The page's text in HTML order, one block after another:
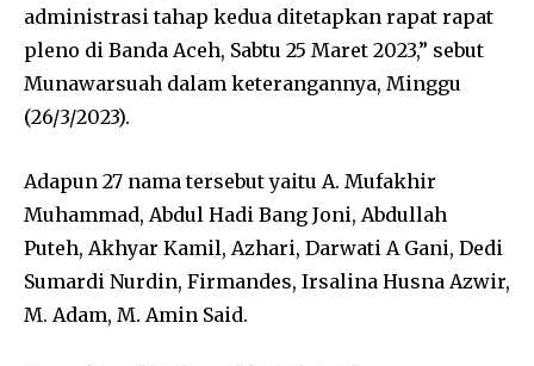
administrasi tahap kedua ditetapkan rapat rapat
pleno di Banda Aceh, Sabtu 25 Maret 2023,” sebut
Munawarsuah dalam keterangannya, Minggu
(26/3/2023).
Adapun 27 nama tersebut yaitu A. Mufakhir
Muhammad, Abdul Hadi Bang Joni, Abdullah
Puteh, Akhyar Kamil, Azhari, Darwati A Gani, Dedi
Sumardi Nurdin, Firmandes, Irsalina Husna Azwir,
M. Adam, M. Amin Said.